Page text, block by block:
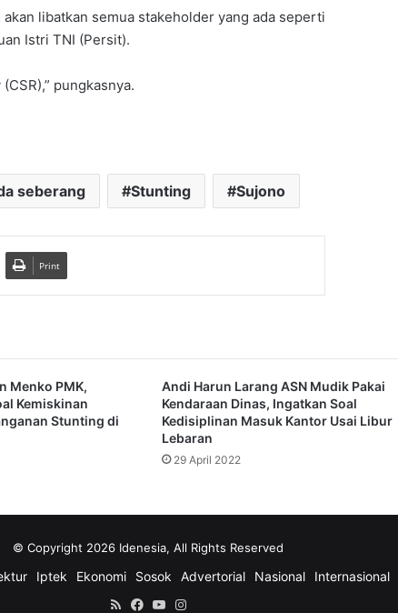
libatkan semua stakeholder yang ada seperti
Istri TNI (Persit).
pungkasnya.
seberang Stunting Sujono
Print
Menko PMK,
Kemiskinan
Stunting di
Andi Harun Larang ASN Mudik Pakai
Kendaraan Dinas, Ingatkan Soal
Kedisiplinan Masuk Kantor Usai Libur
Lebaran
29 April 2022
© Copyright 2026 Idenesia, All Rights Reserved
Iptek Ekonomi Sosok Advertorial Nasional Internasional
RSS Facebook
YouTube